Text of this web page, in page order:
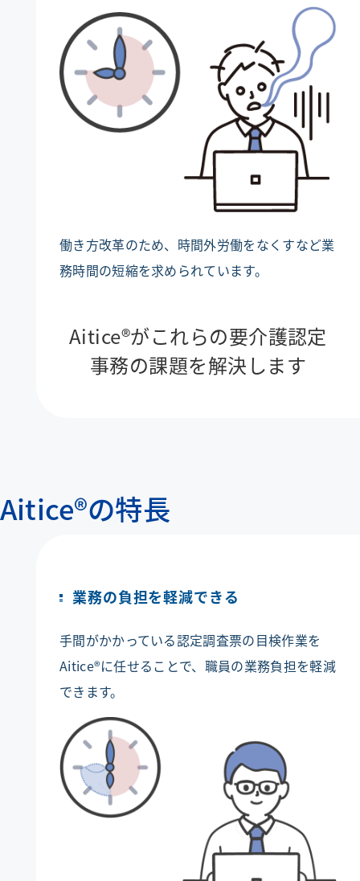
働き方改革のため、時間外労働をなくすなど業
務時間の短縮を求められています。
Aitice®がこれらの要介護認定
事務の課題を解決します
Aitice®の特長
業務の負担を軽減できる
手間がかかっている認定調査票の目検作業を
Aitice®に任せることで、職員の業務負担を軽減
できます。